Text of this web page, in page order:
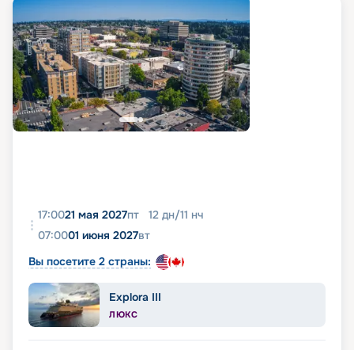
17:0021 мая 2027пт 12 дн/11 нч
07:0001 июня 2027вт
Вы посетите 2 страны:
Explora III
ЛЮКС